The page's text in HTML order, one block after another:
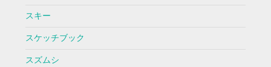
スキー
スケッチブック
スズムシ